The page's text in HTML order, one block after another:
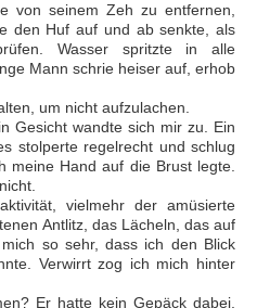
von seinem Zeh zu entfernen,
den Huf auf und ab senkte, als
Wasser spritzte in alle
Mann schrie heiser auf, erhob
um nicht aufzulachen.
Gesicht wandte sich mir zu. Ein
stolperte regelrecht und schlug
meine Hand auf die Brust legte.
vielmehr der amüsierte
Antlitz, das Lächeln, das auf
so sehr, dass ich den Blick
Verwirrt zog ich mich hinter
Er hatte kein Gepäck dabei,